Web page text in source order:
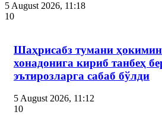
5 August 2026, 11:18
10
Шаҳрисабз тумани
хонадонига кириб танбеҳ
эътирозларга сабаб бўлди
5 August 2026, 11:12
10